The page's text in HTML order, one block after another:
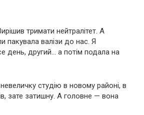
тримати нейтралітет. А
пакувала валізи до нас. Я
день, другий… а потім подала на
студію в новому районі, в
зате затишну. А головне — вона